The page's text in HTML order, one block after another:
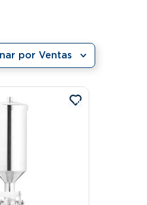
por Ventas